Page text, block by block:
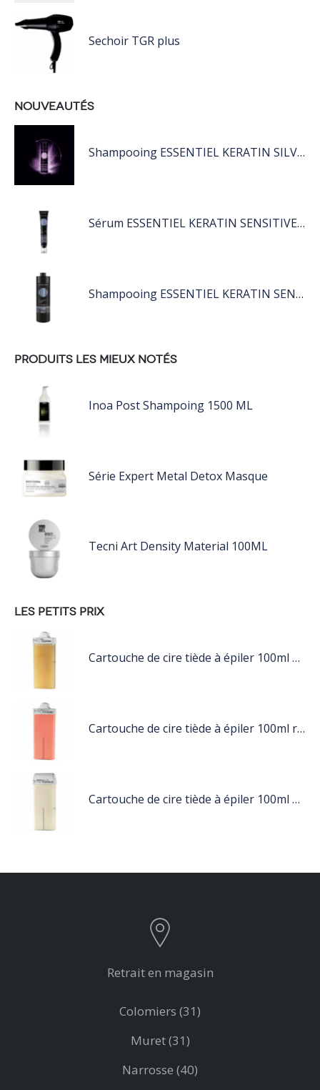
Sechoir TGR plus
NOUVEAUTÉS
Shampooing ESSENTIEL KERATIN SILVER 250ML
Sérum ESSENTIEL KERATIN SENSITIVE 40 ML
Shampooing ESSENTIEL KERATIN SENSITIVE 1L
PRODUITS LES MIEUX NOTÉS
Inoa Post Shampoing 1500 ML
Série Expert Metal Detox Masque
Tecni Art Density Material 100ML
LES PETITS PRIX
Cartouche de cire tiède à épiler 100ml miel
Cartouche de cire tiède à épiler 100ml rose
Cartouche de cire tiède à épiler 100ml blanc
Retrait en magasin
Colomiers (31)
Muret (31)
Narrosse (40)